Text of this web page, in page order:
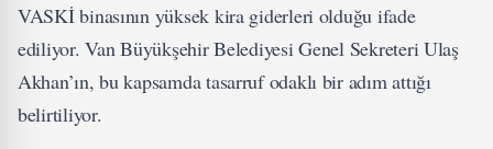
VASKİ binasının yüksek kira giderleri olduğu ifade
ediliyor. Van Büyükşehir Belediyesi Genel Sekreteri Ulaş
Akhan’ın, bu kapsamda tasarruf odaklı bir adım attığı
belirtiliyor.